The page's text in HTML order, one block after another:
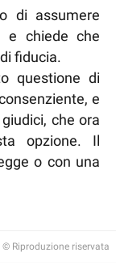
di assumere
e chiede che
fiducia.
questione di
e
che ora
opzione. Il
o con una
© Riproduzione riservata